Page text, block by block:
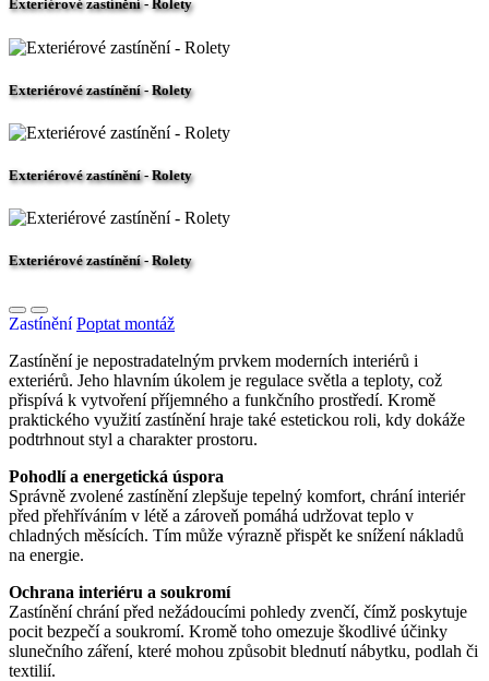
Exteriérové zastínění - Rolety
Exteriérové zastínění - Rolety
Exteriérové zastínění - Rolety
Exteriérové zastínění - Rolety
ZastíněníPoptat montáž
Zastínění je nepostradatelným prvkem moderních interiérů i
exteriérů. Jeho hlavním úkolem je regulace světla a teploty, což
přispívá k vytvoření příjemného a funkčního prostředí. Kromě
praktického využití zastínění hraje také estetickou roli, kdy dokáže
podtrhnout styl a charakter prostoru.
Pohodlí a energetická úspora
Správně zvolené zastínění zlepšuje tepelný komfort, chrání interiér
před přehříváním v létě a zároveň pomáhá udržovat teplo v
chladných měsících. Tím může výrazně přispět ke snížení nákladů
na energie.
Ochrana interiéru a soukromí
Zastínění chrání před nežádoucími pohledy zvenčí, čímž poskytuje
pocit bezpečí a soukromí. Kromě toho omezuje škodlivé účinky
slunečního záření, které mohou způsobit blednutí nábytku, podlah či
textilií.